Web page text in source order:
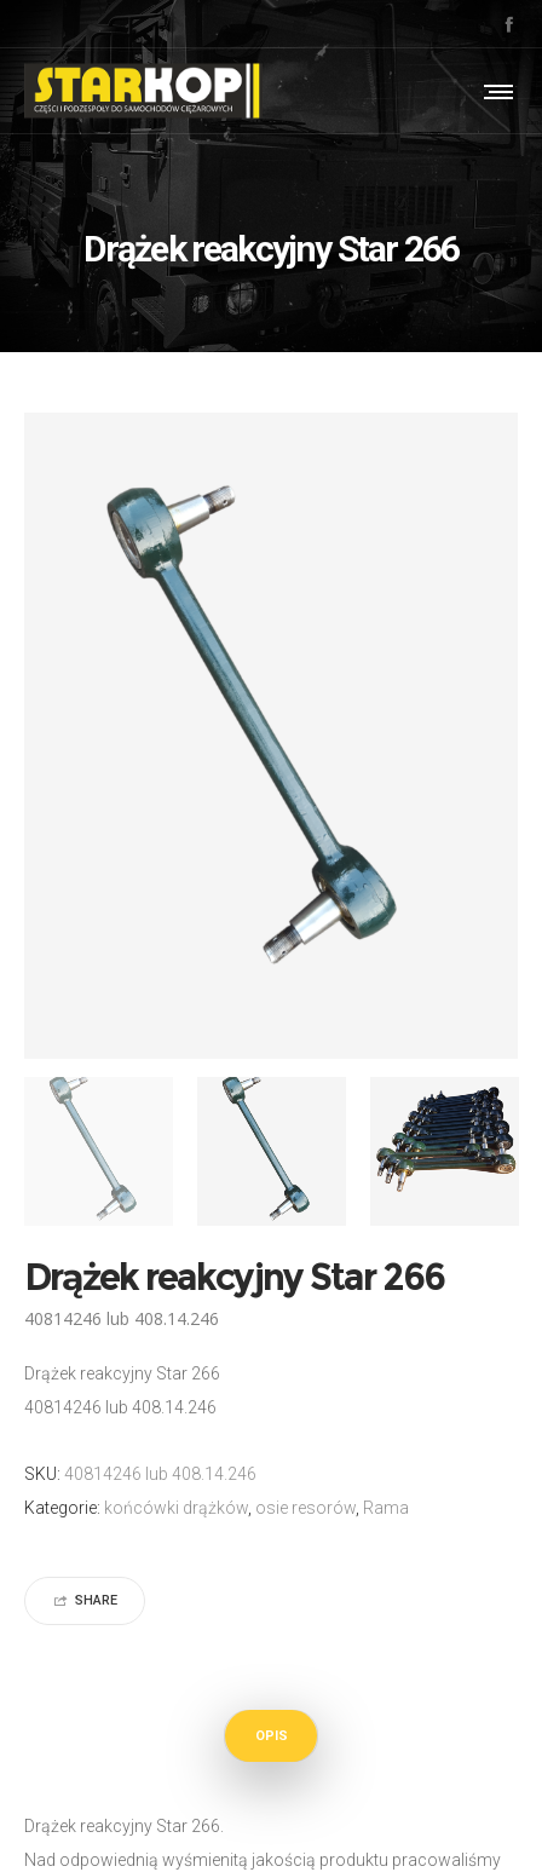
Drążek reakcyjny Star 266
Drążek reakcyjny Star 266
40814246 lub 408.14.246
Drążek reakcyjny Star 266
40814246 lub 408.14.246
SKU: 40814246 lub 408.14.246
Kategorie: końcówki drążków, osie resorów, Rama
SHARE
OPIS
Drążek reakcyjny Star 266.
Nad odpowiednią wyśmienitą jakością produktu pracowaliśmy